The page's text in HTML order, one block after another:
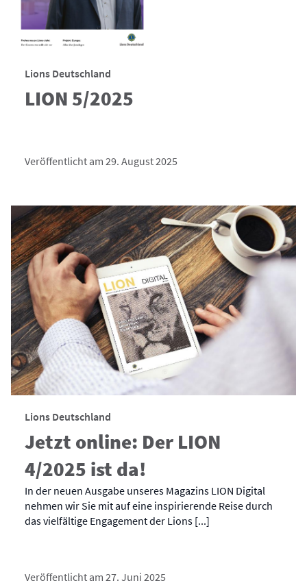
Lions Deutschland
LION 5/2025
Veröffentlicht am 29. August 2025
Lions Deutschland
Jetzt online: Der LION
4/2025 ist da!
In der neuen Ausgabe unseres Magazins LION Digital
nehmen wir Sie mit auf eine inspirierende Reise durch
das vielfältige Engagement der Lions [...]
Veröffentlicht am 27. Juni 2025